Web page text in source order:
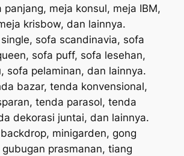
panjang, meja konsul, meja IBM,
krisbow, dan lainnya.
sofa scandinavia, sofa
sofa puff, sofa lesehan,
sofa pelaminan, dan lainnya.
bazar, tenda konvensional,
tenda parasol, tenda
dekorasi juntai, dan lainnya.
minigarden, gong
prasmanan, tiang